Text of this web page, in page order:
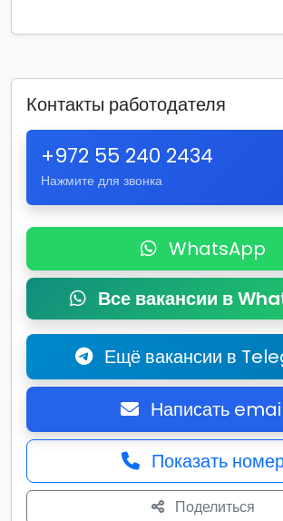
Контакты работодателя
+972 55 240 2434
Нажмите для звонка
WhatsApp
Все вакансии в
Ещё вакансии в
Написать
Показать
Поделиться